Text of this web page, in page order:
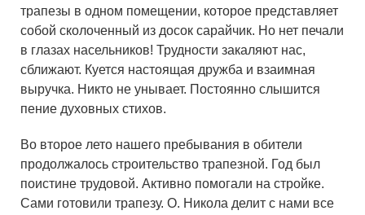
трапезы в одном помещении, которое представляет
собой сколоченный из досок сарайчик. Но нет печали
в глазах насельников! Трудности закаляют нас,
сближают. Куется настоящая дружба и взаимная
выручка. Никто не унывает. Постоянно слышится
пение духовных стихов.
Во второе лето нашего пребывания в обители
продолжалось строительство трапезной. Год был
поистине трудовой. Активно помогали на стройке.
Сами готовили трапезу. О. Никола делит с нами все